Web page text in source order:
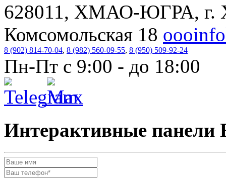
628011, ХМАО-ЮГРА, г.
Комсомольская 18
8 (902) 814-70-04, 8 (982) 560-09-55, 8 (950) 509-92-24
Пн-Пт с 9:00 - до 18:00
Интерактивные панели